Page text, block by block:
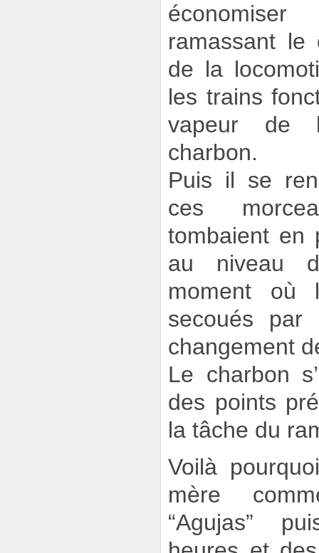
ramassant le
de la
les trains
vapeur de
charbon.
Puis il se
ces
tombaient en
au niveau
moment où
secoués par
changement
Le charbon
des points
la tâche du
Voilà
mère
“Agujas”